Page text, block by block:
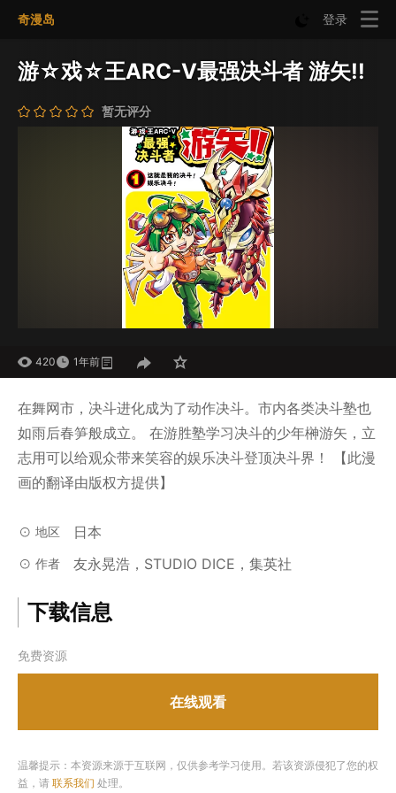
奇漫岛 登录
游☆戏☆王ARC-V最强决斗者 游矢!!
暂无评分
420 1年前
在舞网市，决斗进化成为了动作决斗。市内各类决斗塾也
如雨后春笋般成立。 在游胜塾学习决斗的少年榊游矢，立
志用可以给观众带来笑容的娱乐决斗登顶决斗界！ 【此漫
画的翻译由版权方提供】
地区 日本
作者 友永晃浩，STUDIO DICE，集英社
下载信息
免费资源
在线观看
温馨提示：本资源来源于互联网，仅供参考学习使用。若该资源侵犯了您的权
益，请 联系我们 处理。